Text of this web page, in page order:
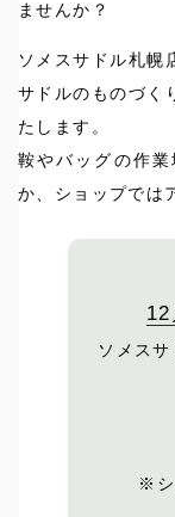
ませんか？
ソメスサドル札幌
サドルのものづく
たします。
鞍やバッグの作
か、ショップでは
ソメス
※シ